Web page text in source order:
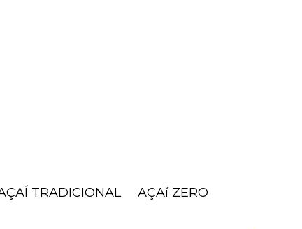
AÇAÍ TRADICIONAL AÇAí ZERO